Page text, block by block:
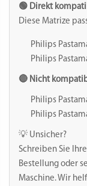
Philips
Pastamaker
🟢 Direkt
Diese Matrize
Philips
Philips
🔴 Nicht
Philips
Philips
💡 Unsicher?
Schreiben Sie
Bestellung oder
Maschine. Wir